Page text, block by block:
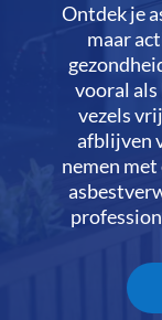
Ontdek je
maar
vooral als
vezels
afblijven
nemen